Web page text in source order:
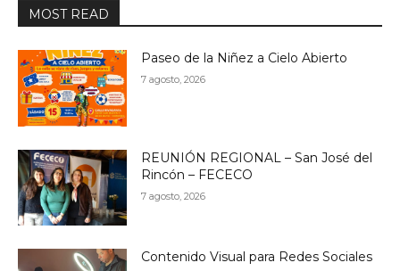
MOST READ
Paseo de la Niñez a Cielo Abierto
7 agosto, 2026
REUNIÓN REGIONAL – San José del
Rincón – FECECO
7 agosto, 2026
Contenido Visual para Redes Sociales